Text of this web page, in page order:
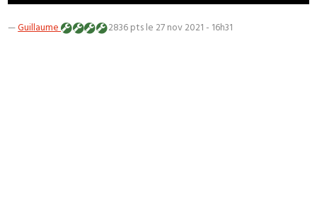
—Guillaume 2836 ptsle 27 nov 2021 - 16h31